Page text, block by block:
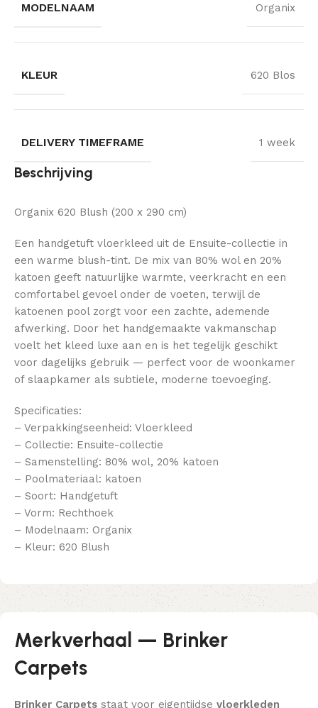
MODELNAAM Organix
KLEUR 620 Blos
DELIVERY TIMEFRAME 1 week
Beschrijving
Organix 620 Blush (200 x 290 cm)
Een handgetuft vloerkleed uit de Ensuite-collectie in
een warme blush-tint. De mix van 80% wol en 20%
katoen geeft natuurlijke warmte, veerkracht en een
comfortabel gevoel onder de voeten, terwijl de
katoenen pool zorgt voor een zachte, ademende
afwerking. Door het handgemaakte vakmanschap
voelt het kleed luxe aan en is het tegelijk geschikt
voor dagelijks gebruik — perfect voor de woonkamer
of slaapkamer als subtiele, moderne toevoeging.
Specificaties:
– Verpakkingseenheid: Vloerkleed
– Collectie: Ensuite-collectie
– Samenstelling: 80% wol, 20% katoen
– Poolmateriaal: katoen
– Soort: Handgetuft
– Vorm: Rechthoek
– Modelnaam: Organix
– Kleur: 620 Blush
Merkverhaal — Brinker
Carpets
Brinker Carpets staat voor eigentijdse vloerkleden